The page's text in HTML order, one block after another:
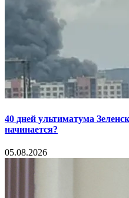
40 дней ультиматума
начинается?
05.08.2026